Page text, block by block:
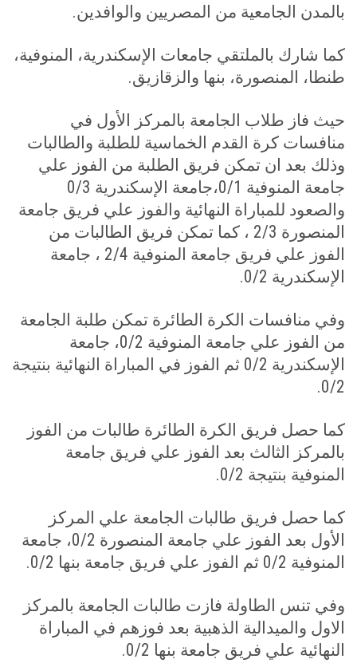
بالمدن الجامعية من المصريين والوافدين.
كما شارك بالملتقي جامعات الإسكندرية، المنوفية،
طنطا، المنصورة، بنها والزقازيق.
حيث فاز طلاب الجامعة بالمركز الأول في
منافسات كرة القدم الخماسية للطلبة والطالبات
وذلك بعد ان تمكن فريق الطلبة من الفوز علي
جامعة المنوفية 0/1،جامعة الإسكندرية 0/3
والصعود للمباراة النهائية والفوز علي فريق جامعة
المنصورة 2/3 ، كما تمكن فريق الطالبات من
الفوز علي فريق جامعة المنوفية 2/4 ، جامعة
الإسكندرية 0/2
.
وفي منافسات الكرة الطائرة تمكن طلبة الجامعة
من الفوز علي جامعة المنوفية 0/2، جامعة
الإسكندرية 0/2 ثم الفوز في المباراة النهائية بنتيجة
0/2
.
كما حصل فريق الكرة الطائرة طالبات من الفوز
بالمركز الثالث بعد الفوز علي فريق جامعة
المنوفية بنتيجة 0/2
.
كما حصل فريق طالبات الجامعة علي المركز
الأول بعد الفوز علي جامعة المنصورة 0/2، جامعة
المنوفية 0/2 ثم الفوز علي فريق جامعة بنها 0/2
.
وفي تنس الطاولة فازت طالبات الجامعة بالمركز
الاول والميدالية الذهبية بعد فوزهم في المباراة
النهائية علي فريق جامعة بنها 0/2
.